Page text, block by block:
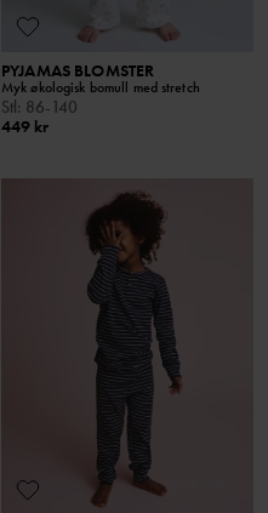
PYJAMAS BLOMSTER
Myk økologisk bomull med stretch
Stl: 86-140
449 kr